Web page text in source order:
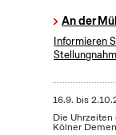
An der
Informieren
16.9. bis
Die
Kölner